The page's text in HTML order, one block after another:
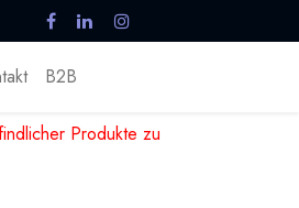
B2B
Produkte zu